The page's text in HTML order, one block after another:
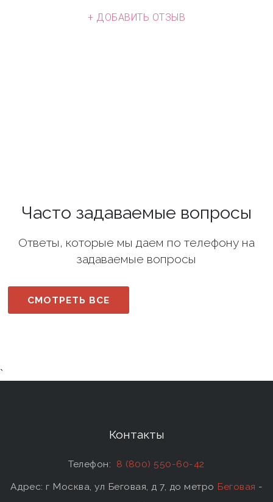
+ ДОБАВИТЬ ОТЗЫВ
Часто задаваемые вопросы
Ответы, которые мы даем по телефону на
задаваемые вопросы
СМОТРЕТЬ ВСЕ
`
Контакты
Телефон: 8 (800) 550-60-42
Адрес: г Москва, ул Беговая, д 7, до метро Беговая -